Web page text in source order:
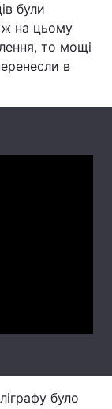
були
ж на цьому
то мощі
в
було